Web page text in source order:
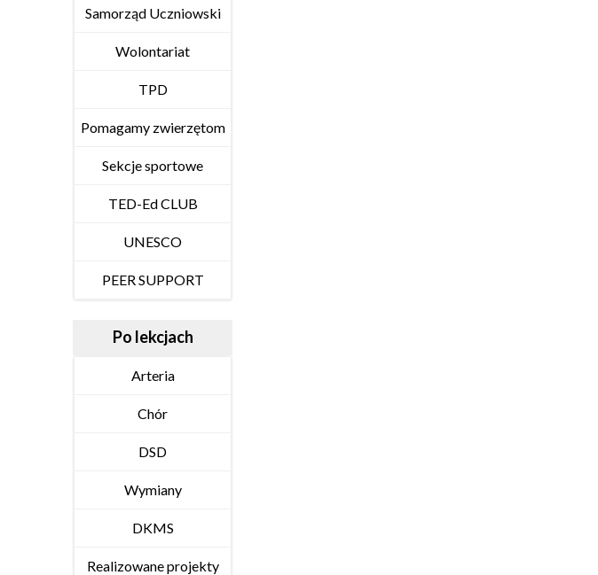
Samorząd Uczniowski
Wolontariat
TPD
Pomagamy zwierzętom
Sekcje sportowe
TED-Ed CLUB
UNESCO
PEER SUPPORT
Po lekcjach
Arteria
Chór
DSD
Wymiany
DKMS
Realizowane projekty